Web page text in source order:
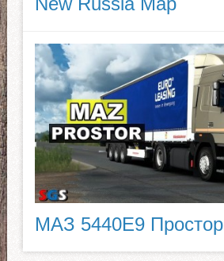
МАЗ 5440E9 Простор